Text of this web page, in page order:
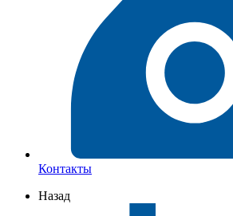
Контакты
Назад